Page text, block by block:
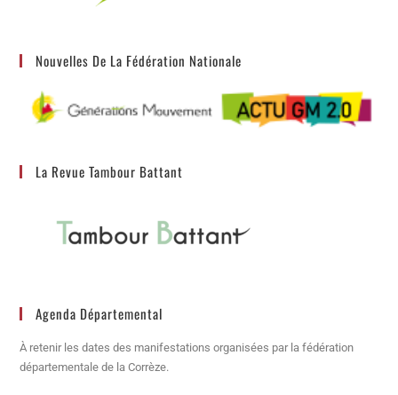
Nouvelles De La Fédération Nationale
La Revue Tambour Battant
Agenda Départemental
À retenir les dates des manifestations organisées par la fédération
départementale de la Corrèze.